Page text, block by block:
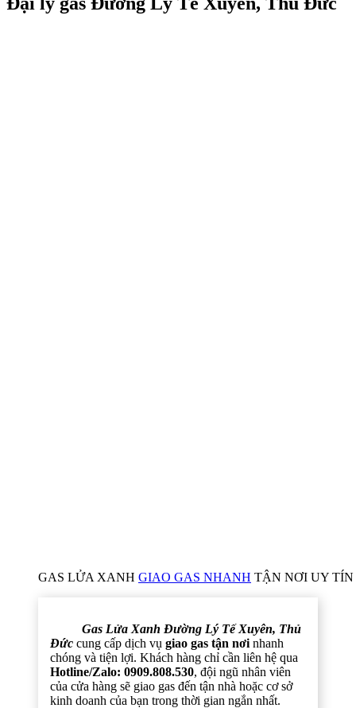
GAS LỬA XANH GIAO GAS NHANH TẬN NƠI UY
Gas Lửa Xanh Đường Lý Tế Xuyên, Thủ
Đức cung cấp dịch vụ giao gas tận nơi nhanh
chóng và tiện lợi. Khách hàng chỉ cần liên hệ qua
Hotline/Zalo: 0909.808.530, đội ngũ nhân viên
của cửa hàng sẽ giao gas đến tận nhà hoặc cơ sở
kinh doanh của bạn trong thời gian ngắn nhất.